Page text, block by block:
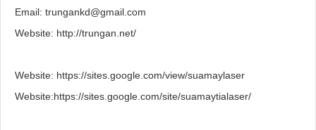
Email: trungankd@gmail.com
Website: http://trungan.net/
Website: https://sites.google.com/view/suamaylaser
Website:https://sites.google.com/site/suamaytialaser/